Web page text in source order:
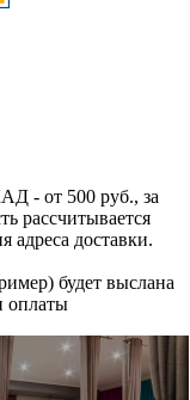
- от 500 руб., за
рассчитывается
адреса доставки.
будет выслана
оплаты